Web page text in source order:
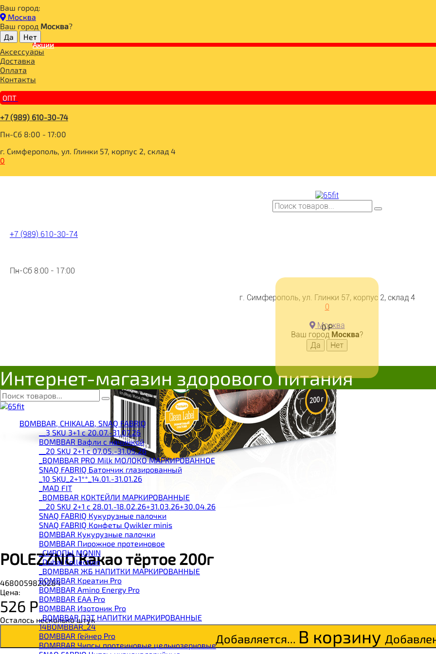
Ваш город:
Москва
Ваш город Москва?
Акции
Аксессуары
Доставка
Оплата
Контакты
ОПТ
+7 (989) 610-30-74
Пн-Сб 8:00 - 17:00
г. Симферополь, ул. Глинки 57, корпус 2, склад 4
0
+7 (989) 610-30-74
Пн-Сб 8:00 - 17:00
г. Симферополь, ул. Глинки 57, корпус 2, склад 4
0
0Р
Москва
Ваш город Москва?
Интернет-магазин здорового питания
BOMBBAR, CHIKALAB, SNAQ FABRIQ
__3 SKU 3+1 с 20.07.-31.07.26
BOMBBAR Вафли с начинкой
__20 SKU 2+1 с 07.05.-31.05.26
_BOMBBAR PRO Milk МОЛОКО МАРКИРОВАННОЕ
SNAQ FABRIQ Батончик глазированный
_10 SKU_2+1**_14.01.-31.01.26
_MAD FIT
_BOMBBAR КОКТЕЙЛИ МАРКИРОВАННЫЕ
__20 SKU 2+1 с 28.01.-18.02.26+31.03.26+30.04.26
SNAQ FABRIQ Кукурузные палочки
SNAQ FABRIQ Конфеты Qwikler minis
BOMBBAR Кукурузные палочки
BOMBBAR Пирожное протеиновое
_CИРОПЫ MONIN
_Dubai Collection
_BOMBBAR ЖБ НАПИТКИ МАРКИРОВАННЫЕ
BOMBBAR Креатин Pro
BOMBBAR Amino Energy Pro
BOMBBAR EAA Pro
BOMBBAR Изотоник Pro
_BOMBBAR ПЭТ НАПИТКИ МАРКИРОВАННЫЕ
14BOMBBAR_24
BOMBBAR Гейнер Pro
BOMBBAR Чипсы протеиновые цельнозерновые
Главная
ДЛЯ ЗДОРОВОГО ПИТАНИЯ
НАПИТКИ
КАКАО, КЭРОБ
POLEZZNO Какао тёртое 200г
POLEZZNO Какао тёртое 200г
4680059820284
Цена:
526 Р
Осталось несколько штук
Добавляется... В корзину